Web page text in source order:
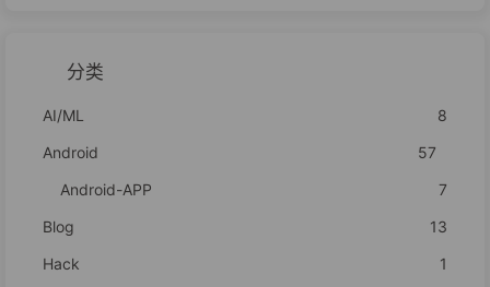
分类
AI/ML
8
Android
57
Android-APP
7
Blog
13
Hack
1